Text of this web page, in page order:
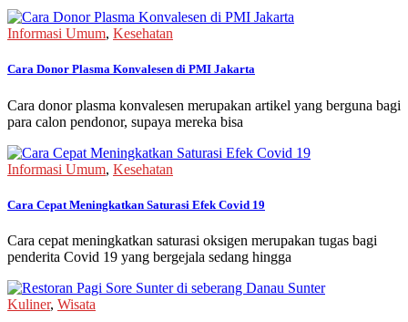
Informasi Umum, Kesehatan
Cara Donor Plasma Konvalesen di PMI Jakarta
Cara donor plasma konvalesen merupakan artikel yang berguna bagi
para calon pendonor, supaya mereka bisa
Informasi Umum, Kesehatan
Cara Cepat Meningkatkan Saturasi Efek Covid 19
Cara cepat meningkatkan saturasi oksigen merupakan tugas bagi
penderita Covid 19 yang bergejala sedang hingga
Kuliner, Wisata